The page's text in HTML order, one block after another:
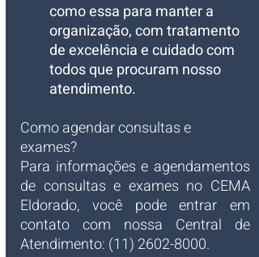
como essa para manter a
organização, com tratamento
de excelência e cuidado com
todos que procuram nosso
atendimento.
Como agendar consultas e
exames?
Para informações e agendamentos
de consultas e exames no CEMA
Eldorado, você pode entrar em
contato com nossa Central de
Atendimento: (11) 2602-8000.